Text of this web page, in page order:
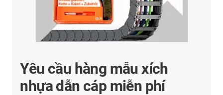
Yêu cầu hàng mẫu xích
nhựa dẫn cáp miễn phí